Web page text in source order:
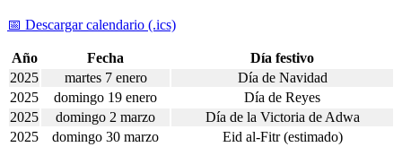
📅 Descargar calendario (.ics)
Año Fecha
Día festivo
2025
martes 7 enero
Día de Navidad
2025
domingo 19 enero
Día de Reyes
2025
domingo 2 marzo
Día de la Victoria de Adwa
2025
domingo 30 marzo
Eid al-Fitr (estimado)